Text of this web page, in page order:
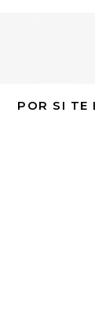
POR SI TE